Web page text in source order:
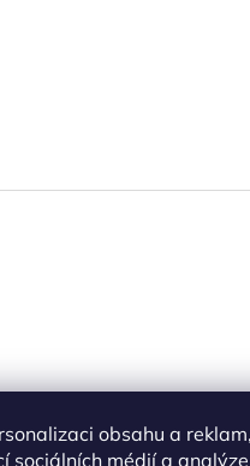
obsahu a
sociálních médií a